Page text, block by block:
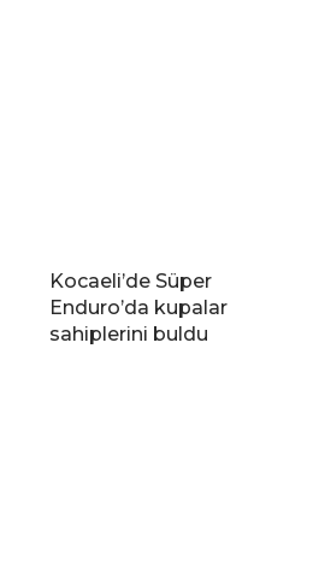
Kocaeli’de Süper
Enduro’da kupalar
sahiplerini buldu